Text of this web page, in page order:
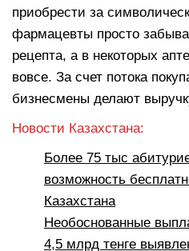
приобрести за
фармацевты просто
рецепта, а в некоторых
вовсе. За счет потока
бизнесмены делают
Новости Казахстана:
Более 75 тыс
возможность
Казахстана
Необоснованные
4,5 млрд тенге